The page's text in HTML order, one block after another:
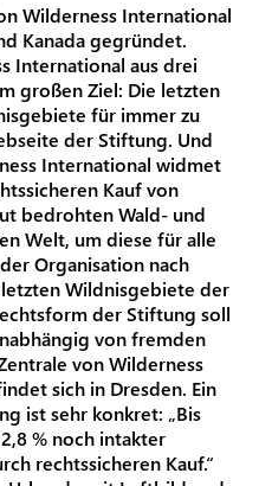
Wilderness International
Kanada gegründet.
International aus drei
großen Ziel: Die letzten
für immer zu
der Stiftung. Und
International widmet
Kauf von
bedrohten Wald- und
Welt, um diese für alle
Organisation nach
Wildnisgebiete der
der Stiftung soll
von fremden
von Wilderness
sich in Dresden. Ein
ist sehr konkret: „Bis
% noch intakter
rechtssicheren Kauf.“